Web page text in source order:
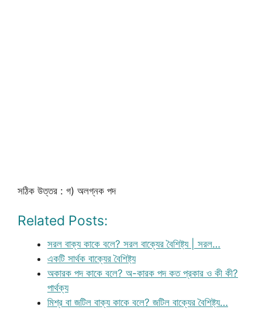
সঠিক উত্তর : গ) অলগ্নক পদ
Related Posts:
সরল বাক্য কাকে বলে? সরল বাক্যের বৈশিষ্ট্য | সরল…
একটি সার্থক বাক্যের বৈশিষ্ট্য
অকারক পদ কাকে বলে? অ-কারক পদ কত প্রকার ও কী কী?
পার্থক্য
মিশ্র বা জটিল বাক্য কাকে বলে? জটিল বাক্যের বৈশিষ্ট্য…